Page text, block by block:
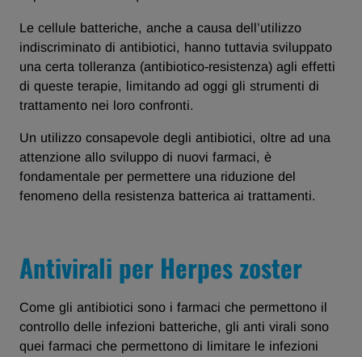
Le cellule batteriche, anche a causa dell’utilizzo
indiscriminato di antibiotici, hanno tuttavia sviluppato
una certa tolleranza (antibiotico-resistenza) agli effetti
di queste terapie, limitando ad oggi gli strumenti di
trattamento nei loro confronti.
Un utilizzo consapevole degli antibiotici, oltre ad una
attenzione allo sviluppo di nuovi farmaci, è
fondamentale per permettere una riduzione del
fenomeno della resistenza batterica ai trattamenti.
Antivirali per Herpes zoster
Come gli antibiotici sono i farmaci che permettono il
controllo delle infezioni batteriche, gli anti virali sono
quei farmaci che permettono di limitare le infezioni